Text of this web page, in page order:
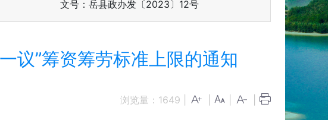
文号：岳县政办发〔2023〕12号
议”筹资筹劳标准上限的通知
浏览量： 1649